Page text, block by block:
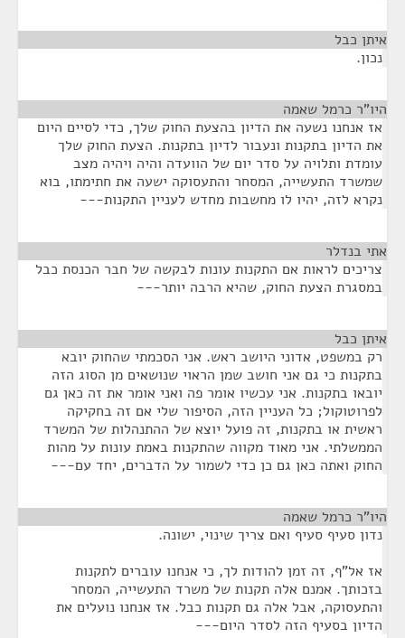
איתן כבל
נכון.
היו"ר כרמל שאמה
אז אנחנו נשעה את הדיון בהצעת החוק שלך, כדי לסיים היום
את הדיון בתקנות ונעבור לדיון בתקנות. הצעת החוק שלך
עומדת ותלויה על סדר יום של הוועדה והיה ויהיה מצב
שמשרד התעשייה, המסחר והתעסוקה ישעה את חתימתו, בוא
נקרא לזה, יהיו לו מחשבות מחדש לעניין התקנות---
אתי בנדלר
צריכים לראות אם התקנות עונות לבקשה של חבר הכנסת כבל
במסגרת הצעת החוק, שהיא הרבה יותר---
איתן כבל
רק במשפט, אדוני היושב ראש. אני הסכמתי שהחוק יובא
בתקנות כי גם אני חושב שמן הראוי שנושאים מן הסוג הזה
יובאו בתקנות. אני עכשיו אומר פה ואני אומר את זה כאן גם
לפרוטוקול; כל העניין הזה, הסיפור שלי אם זה בחקיקה
ראשית או בתקנות, זה פועל יוצא של ההתנהלות של המשרד
הממשלתי. אני מאוד מקווה שהתקנות באמת עונות על מהות
החוק ואתה כאן גם כן כדי לשמור על הדברים, יחד עם---
היו"ר כרמל שאמה
נדון סעיף סעיף ואם צריך שינוי, ישונה.
אז אל"ף, זה זמן להודות לך, כי אנחנו עוברים לתקנות
בזכותך. אמנם אלה תקנות של משרד התעשייה, המסחר
והתעסוקה, אבל אלה גם תקנות כבל. אז אנחנו נועלים את
הדיון בסעיף הזה לסדר היום---